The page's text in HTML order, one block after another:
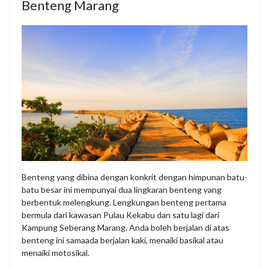
Benteng Marang
Benteng yang dibina dengan konkrit dengan himpunan batu-
batu besar ini mempunyai dua lingkaran benteng yang
berbentuk melengkung. Lengkungan benteng pertama
bermula dari kawasan Pulau Kekabu dan satu lagi dari
Kampung Seberang Marang. Anda boleh berjalan di atas
benteng ini samaada berjalan kaki, menaiki basikal atau
menaiki motosikal.